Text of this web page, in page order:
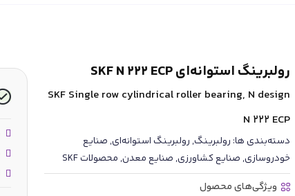
رولبرینگ استوانه‌ای SKF N 222 ECP
SKF Single row cylindrical roller bearing, N design
N 222 ECP
دسته‌بندی ها: رولبرینگ,رولبرینگ استوانه‌ای,صنایع
خودروسازی,صنایع کشاورزی,صنایع معدن,محصولات SKF
ویژگی‌های محصول